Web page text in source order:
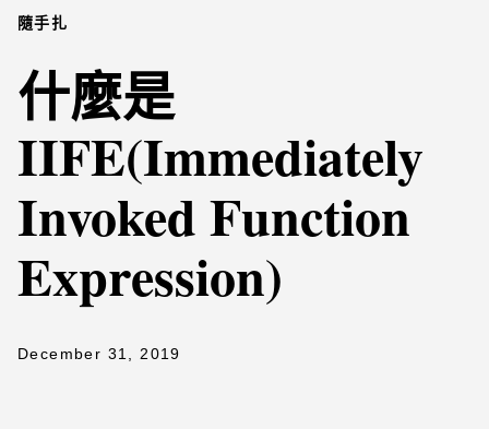
隨手扎
什麼是
IIFE(Immediately
Invoked Function
Expression)
December 31, 2019